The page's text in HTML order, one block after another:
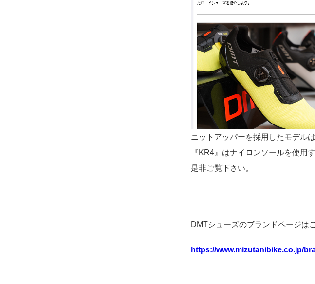
ニットアッパーを採用したモデル
『KR4』はナイロンソールを使用
是非ご覧下さい。
DMTシューズのブランドページは
https://www.mizutanibike.co.jp/